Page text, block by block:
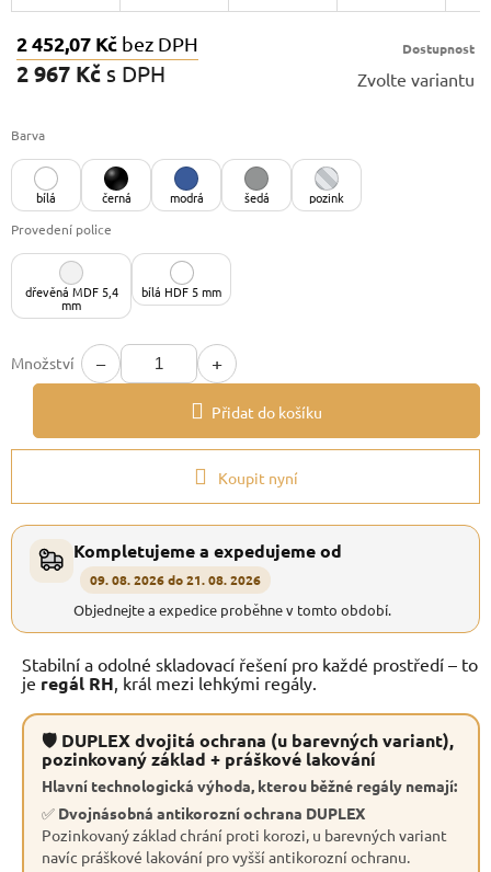
2 452,07 Kč bez DPH
2 967 Kč s DPH
Dostupnost
Zvolte variantu
Barva
bílá černá modrá šedá
pozink
Provedení police
dřevěná MDF 5,4
mm
bílá HDF 5 mm
Množství − +
Přidat do košíku
Koupit nyní
Kompletujeme a expedujeme od
09. 08. 2026 do 21. 08. 2026
Objednejte a expedice proběhne v tomto období.
Stabilní a odolné skladovací řešení pro každé prostředí – to
je regál RH , král mezi lehkými regály.
🛡 DUPLEX dvojitá ochrana (u barevných variant),
pozinkovaný základ + práškové lakování
Hlavní technologická výhoda, kterou běžné regály nemají:
✅ Dvojnásobná antikorozní ochrana DUPLEX
Pozinkovaný základ chrání proti korozi, u barevných variant
navíc práškové lakování pro vyšší antikorozní ochranu.